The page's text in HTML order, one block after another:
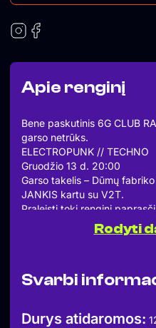
Apie renginį
Bene paskutinis 6G CLUB
garso netrūks.
ELECTROPUNK // TECHNO
Gruodžio 13 d. 20:00
Garso takelis – Dūmų
JANKIS kartu su V2T.
Praleisti tokį renginį
Renginys nemokamas.
Rodyti
Svarbi
Durys atidaromos: